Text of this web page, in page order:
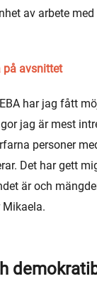
av arbete med
på avsnittet
har jag fått
jag är mest
personer
Det har gett
är och
Mikaela.